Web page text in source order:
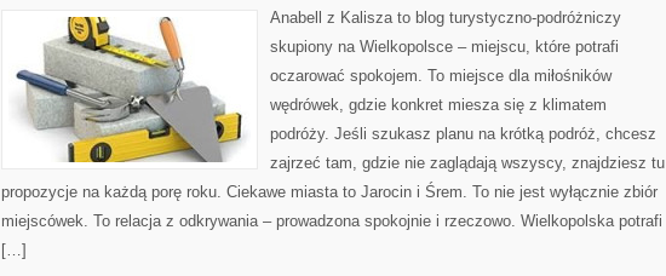
Anabell z Kalisza to blog turystyczno-podróżniczy
skupiony na Wielkopolsce – miejscu, które potrafi
oczarować spokojem. To miejsce dla miłośników
wędrówek, gdzie konkret miesza się z klimatem
podróży. Jeśli szukasz planu na krótką podróż, chcesz
zajrzeć tam, gdzie nie zaglądają wszyscy, znajdziesz tu
propozycje na każdą porę roku. Ciekawe miasta to Jarocin i Śrem. To nie jest wyłącznie zbiór
miejscówek. To relacja z odkrywania – prowadzona spokojnie i rzeczowo. Wielkopolska potrafi
[…]